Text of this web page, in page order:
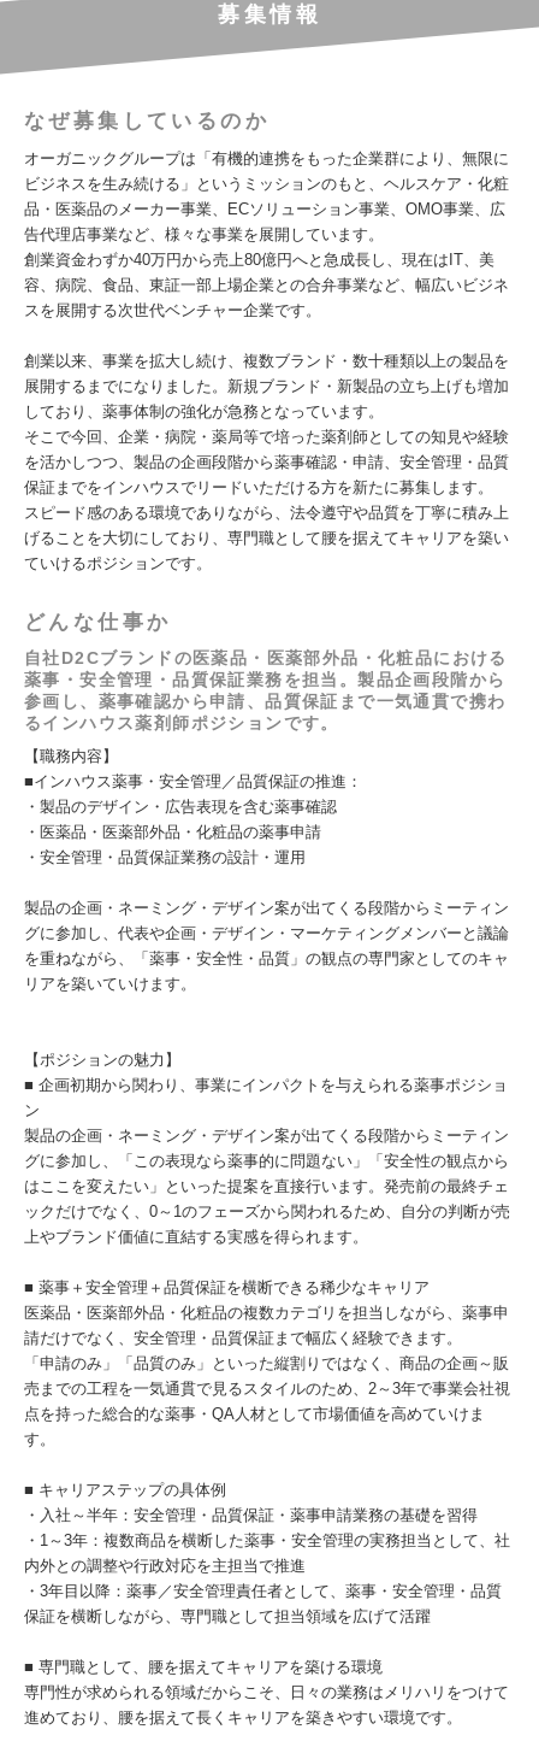
募集情報
なぜ募集しているのか
オーガニックグループは「有機的連携をもった企業群により、無限に
ビジネスを生み続ける」というミッションのもと、ヘルスケア・化粧
品・医薬品のメーカー事業、ECソリューション事業、OMO事業、広
告代理店事業など、様々な事業を展開しています。
創業資金わずか40万円から売上80億円へと急成長し、現在はIT、美
容、病院、食品、東証一部上場企業との合弁事業など、幅広いビジネ
スを展開する次世代ベンチャー企業です。
創業以来、事業を拡大し続け、複数ブランド・数十種類以上の製品を
展開するまでになりました。新規ブランド・新製品の立ち上げも増加
しており、薬事体制の強化が急務となっています。
そこで今回、企業・病院・薬局等で培った薬剤師としての知見や経験
を活かしつつ、製品の企画段階から薬事確認・申請、安全管理・品質
保証までをインハウスでリードいただける方を新たに募集します。
スピード感のある環境でありながら、法令遵守や品質を丁寧に積み上
げることを大切にしており、専門職として腰を据えてキャリアを築い
ていけるポジションです。
どんな仕事か
自社D2Cブランドの医薬品・医薬部外品・化粧品における
薬事・安全管理・品質保証業務を担当。製品企画段階から
参画し、薬事確認から申請、品質保証まで一気通貫で携わ
るインハウス薬剤師ポジションです。
【職務内容】
■インハウス薬事・安全管理／品質保証の推進：
・製品のデザイン・広告表現を含む薬事確認
・医薬品・医薬部外品・化粧品の薬事申請
・安全管理・品質保証業務の設計・運用
製品の企画・ネーミング・デザイン案が出てくる段階からミーティン
グに参加し、代表や企画・デザイン・マーケティングメンバーと議論
を重ねながら、「薬事・安全性・品質」の観点の専門家としてのキャ
リアを築いていけます。
【ポジションの魅力】
■ 企画初期から関わり、事業にインパクトを与えられる薬事ポジショ
ン
製品の企画・ネーミング・デザイン案が出てくる段階からミーティン
グに参加し、「この表現なら薬事的に問題ない」「安全性の観点から
はここを変えたい」といった提案を直接行います。発売前の最終チェ
ックだけでなく、0～1のフェーズから関われるため、自分の判断が売
上やブランド価値に直結する実感を得られます。
■ 薬事＋安全管理＋品質保証を横断できる稀少なキャリア
医薬品・医薬部外品・化粧品の複数カテゴリを担当しながら、薬事申
請だけでなく、安全管理・品質保証まで幅広く経験できます。
「申請のみ」「品質のみ」といった縦割りではなく、商品の企画～販
売までの工程を一気通貫で見るスタイルのため、2～3年で事業会社視
点を持った総合的な薬事・QA人材として市場価値を高めていけま
す。
■ キャリアステップの具体例
・入社～半年：安全管理・品質保証・薬事申請業務の基礎を習得
・1～3年：複数商品を横断した薬事・安全管理の実務担当として、社
内外との調整や行政対応を主担当で推進
・3年目以降：薬事／安全管理責任者として、薬事・安全管理・品質
保証を横断しながら、専門職として担当領域を広げて活躍
■ 専門職として、腰を据えてキャリアを築ける環境
専門性が求められる領域だからこそ、日々の業務はメリハリをつけて
進めており、腰を据えて長くキャリアを築きやすい環境です。